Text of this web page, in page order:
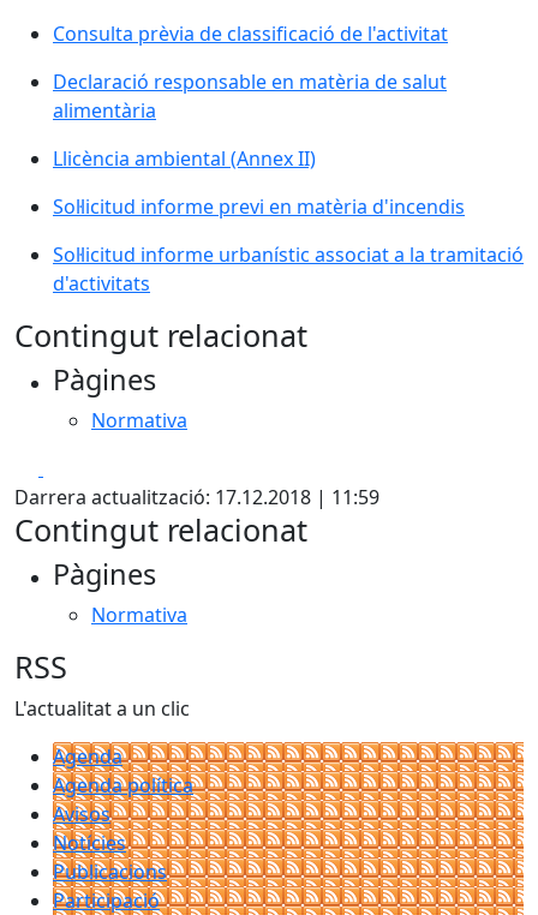
Consulta prèvia de classificació de l'activitat
Declaració responsable en matèria de salut
alimentària
Llicència ambiental (Annex II)
Sol·licitud informe previ en matèria d'incendis
Sol·licitud informe urbanístic associat a la tramitació
d'activitats
Contingut relacionat
Pàgines
Normativa
Darrera actualització: 17.12.2018 | 11:59
Contingut relacionat
Pàgines
Normativa
RSS
L'actualitat a un clic
Agenda
Agenda política
Avisos
Notícies
Publicacions
Participació